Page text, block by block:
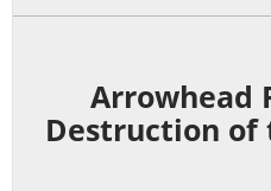
Arrowhead
Destruction of